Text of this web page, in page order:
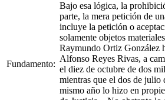
Fundamento:
Bajo esa lógica, la
parte, la mera petición de
incluye la petición o
solamente objetos
Raymundo Ortiz González
Alfonso Reyes Rivas, a
el diez de octubre de dos
mientras que el dos de julio
mismo año lo hizo en